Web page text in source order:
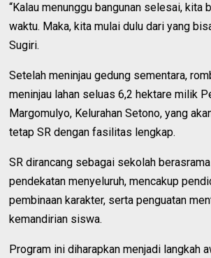
“Kalau menunggu bangunan selesai, kita
waktu. Maka, kita mulai dulu dari yang
Sugiri.
Setelah meninjau gedung sementara,
meninjau lahan seluas 6,2 hektare milik
Margomulyo, Kelurahan Setono, yang
tetap SR dengan fasilitas lengkap.
SR dirancang sebagai sekolah
pendekatan menyeluruh, mencakup
pembinaan karakter, serta penguatan
kemandirian siswa.
Program ini diharapkan menjadi langkah